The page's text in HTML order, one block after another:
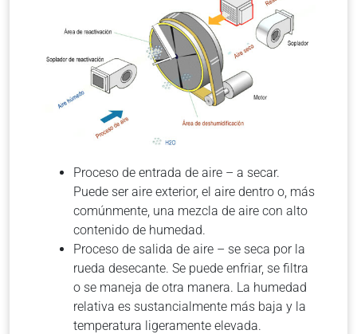
Proceso de entrada de aire – a secar.
Puede ser aire exterior, el aire dentro o, más
comúnmente, una mezcla de aire con alto
contenido de humedad.
Proceso de salida de aire – se seca por la
rueda desecante. Se puede enfriar, se filtra
o se maneja de otra manera. La humedad
relativa es sustancialmente más baja y la
temperatura ligeramente elevada.